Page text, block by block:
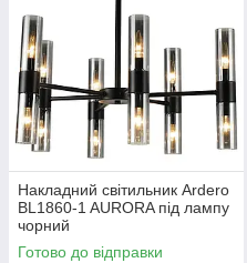
Накладний світильник Ardero
BL1860-1 AURORA під лампу
чорний
Готово до відправки